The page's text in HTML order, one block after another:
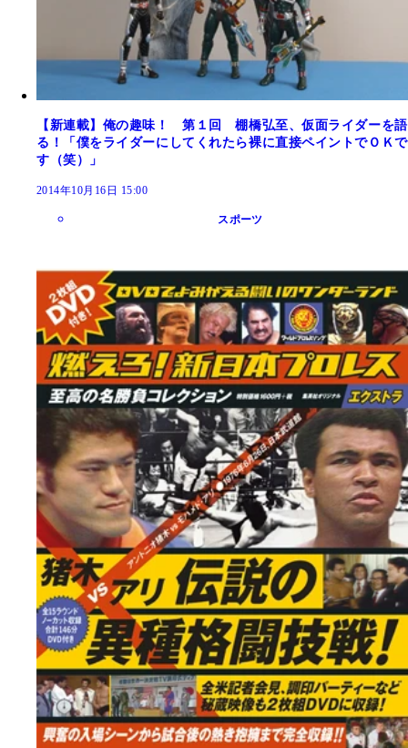
【新連載】俺の趣味！ 第１回 棚橋弘至、仮面ライダーを語
る！「僕をライダーにしてくれたら裸に直接ペイントでＯＫで
す（笑）」
2014年10月16日 15:00
スポーツ